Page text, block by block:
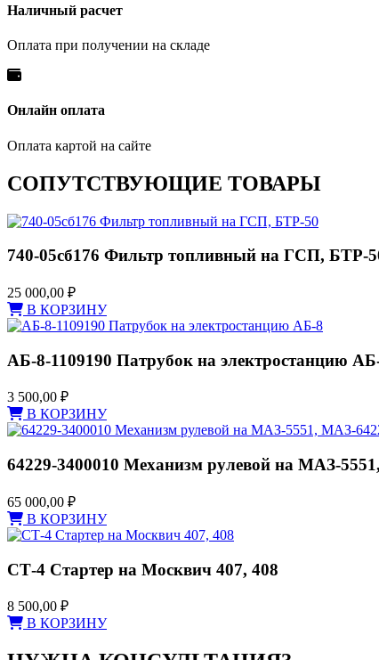
Наличный расчет
Оплата при получении на складе
Онлайн оплата
Оплата картой на сайте
СОПУТСТВУЮЩИЕ ТОВАРЫ
740-05сб176 Фильтр топливный на ГСП, БТР-
25 000,00 ₽
В КОРЗИНУ
АБ-8-1109190 Патрубок на электростанцию
3 500,00 ₽
В КОРЗИНУ
64229-3400010 Механизм рулевой на МАЗ-
65 000,00 ₽
В КОРЗИНУ
СТ-4 Стартер на Москвич 407, 408
8 500,00 ₽
В КОРЗИНУ